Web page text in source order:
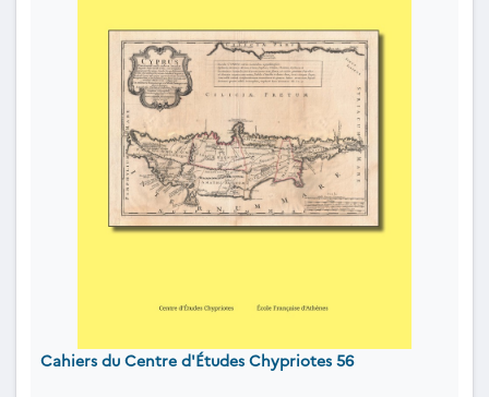
Cahiers du Centre d'Études Chypriotes 56